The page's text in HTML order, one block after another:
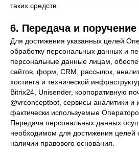
таких средств.
6. Передача и поручение
Для достижения указанных целей
обработку персональных данных и
персональные данные лицам,
сайтов, форм, CRM, рассылок,
хостинга и технической
Bitrix24, Unisender, корпоративную
@vrconceptbot, сервисы аналитики и
фактически используемые
Передача персональных данных
необходимом для достижения целей
наличии правового основания.